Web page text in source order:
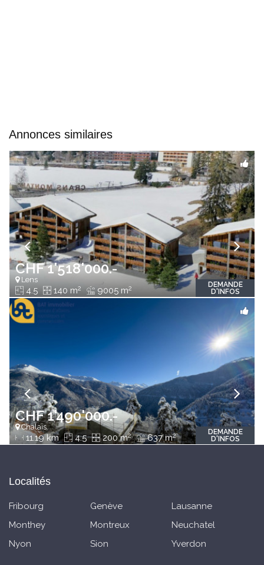
Annonces similaires
CHF 1'518'000.-
Lens
4.5 140 m2 9005 m2
DEMANDE
D'INFOS
CHF 1'490'000.-
Chalais
11.19 km 4.5 200 m2 637 m2
DEMANDE
D'INFOS
Localités
Fribourg Genève
Lausanne
Monthey
Montreux
Neuchatel
Nyon
Sion Yverdon